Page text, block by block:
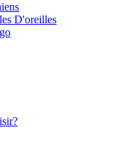
D'oreilles